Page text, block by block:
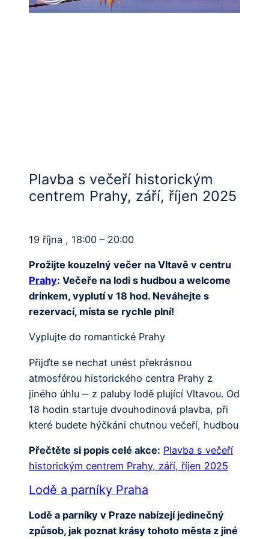
Plavba s večeří historickým
centrem Prahy, září, říjen 2025
19 října , 18:00 – 20:00
Prožijte kouzelný večer na Vltavě v centru
Prahy: Večeře na lodi s hudbou a welcome
drinkem, vyplutí v 18 hod. Neváhejte s
rezervací, místa se rychle plní!
Vyplujte do romantické Prahy
Přijďte se nechat unést překrásnou
atmosférou historického centra Prahy z
jiného úhlu ‒ z paluby lodě plující Vltavou. Od
18 hodin startuje dvouhodinová plavba, při
které budete hýčkáni chutnou večeří, hudbou
Přečtěte si popis celé akce: Plavba s večeří
historickým centrem Prahy, září, říjen 2025
Lodě a parníky Praha
Lodě a parníky v Praze nabízejí jedinečný
způsob, jak poznat krásy tohoto města z jiné